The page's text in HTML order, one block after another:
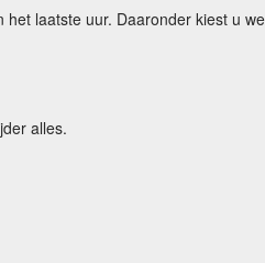
laatste uur. Daaronder kiest u
alles.